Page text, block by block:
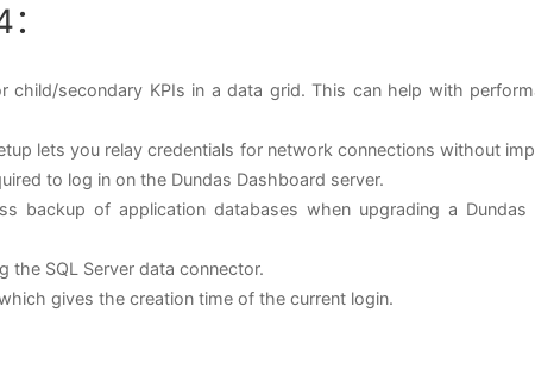
child/secondary KPIs in a data grid. This can help with
lets you relay credentials for network connections without
to log in on the Dundas Dashboard server.
backup of application databases when upgrading a Dundas
SQL Server data connector.
gives the creation time of the current login.